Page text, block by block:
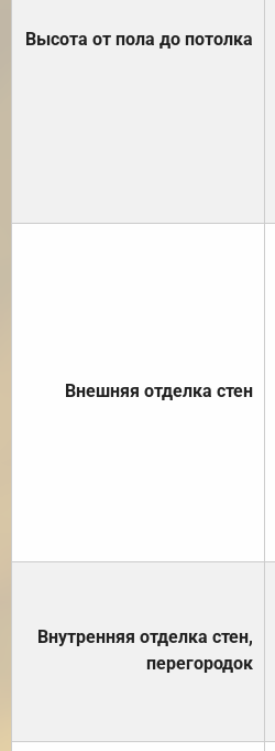
Высота от пола до потолка
Внешняя отделка стен
Внутренняя отделка стен,
перегородок